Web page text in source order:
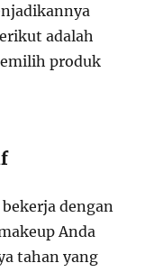
adalah
produk
dengan
Anda
tahan yang